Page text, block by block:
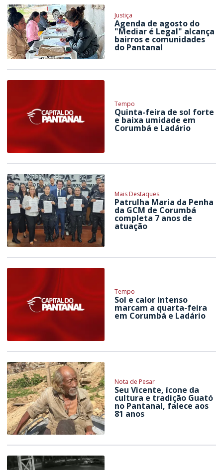
Justiça
Agenda de agosto do
"Mediar é Legal" alcança
bairros e comunidades
do Pantanal
Tempo
Quinta-feira de sol forte
e baixa umidade em
Corumbá e Ladário
Mais Destaques
Patrulha Maria da Penha
da GCM de Corumbá
completa 7 anos de
atuação
Tempo
Sol e calor intenso
marcam a quarta-feira
em Corumbá e Ladário
Nota de Pesar
Seu Vicente, ícone da
cultura e tradição Guató
no Pantanal, falece aos
81 anos